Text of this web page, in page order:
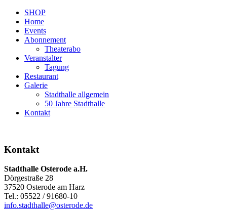
SHOP
Home
Events
Abonnement
Theaterabo
Veranstalter
Tagung
Restaurant
Galerie
Stadthalle allgemein
50 Jahre Stadthalle
Kontakt
Kontakt
Stadthalle Osterode a.H.
Dörgestraße 28
37520 Osterode am Harz
Tel.: 05522 / 91680-10
info.stadthalle@osterode.de